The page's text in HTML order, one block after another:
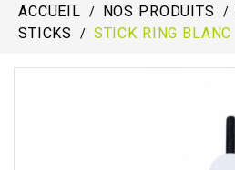
ACCUEIL NOS PRODUITS
STICKS
STICK RING BLANC